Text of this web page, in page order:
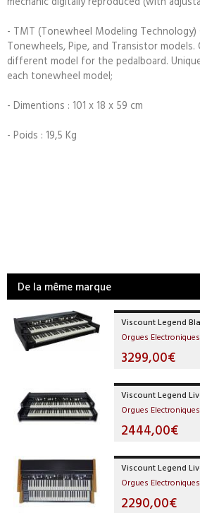
- TMT (Tonewheel Modeling
Tonewheels, Pipe, and Transistor
different model for the pedalboard.
each tonewheel model;
- Dimentions : 101 x 18 x 59 cm
- Poids : 19,5 Kg
De la même marque
Viscount Legend
Orgues Electroniques
3299,00€
Viscount Legend
Orgues Electroniques
2444,00€
Viscount Legend
Orgues Electroniques
2290,00€